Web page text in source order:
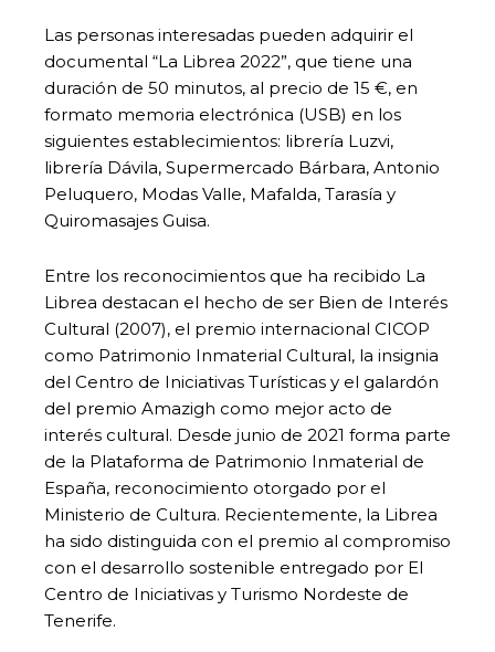
Las personas interesadas pueden adquirir el
documental “La Librea 2022”, que tiene una
duración de 50 minutos, al precio de 15 €, en
formato memoria electrónica (USB) en los
siguientes establecimientos: librería Luzvi,
librería Dávila, Supermercado Bárbara, Antonio
Peluquero, Modas Valle, Mafalda, Tarasía y
Quiromasajes Guisa.
Entre los reconocimientos que ha recibido La
Librea destacan el hecho de ser Bien de Interés
Cultural (2007), el premio internacional CICOP
como Patrimonio Inmaterial Cultural, la insignia
del Centro de Iniciativas Turísticas y el galardón
del premio Amazigh como mejor acto de
interés cultural. Desde junio de 2021 forma parte
de la Plataforma de Patrimonio Inmaterial de
España, reconocimiento otorgado por el
Ministerio de Cultura. Recientemente, la Librea
ha sido distinguida con el premio al compromiso
con el desarrollo sostenible entregado por El
Centro de Iniciativas y Turismo Nordeste de
Tenerife.